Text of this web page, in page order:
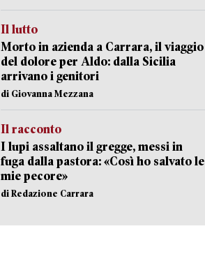
Il lutto
Morto in azienda a Carrara, il viaggio
del dolore per Aldo: dalla Sicilia
arrivano i genitori
di Giovanna Mezzana
Il racconto
I lupi assaltano il gregge, messi in
fuga dalla pastora: «Così ho salvato le
mie pecore»
di Redazione Carrara